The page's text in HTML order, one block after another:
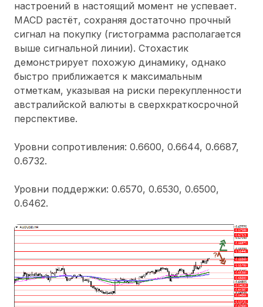
настроений в настоящий момент не успевает.
MACD растёт, сохраняя достаточно прочный
сигнал на покупку (гистограмма располагается
выше сигнальной линии). Стохастик
демонстрирует похожую динамику, однако
быстро приближается к максимальным
отметкам, указывая на риски перекупленности
австралийской валюты в сверхкраткосрочной
перспективе.
Уровни сопротивления: 0.6600, 0.6644, 0.6687,
0.6732.
Уровни поддержки: 0.6570, 0.6530, 0.6500,
0.6462.